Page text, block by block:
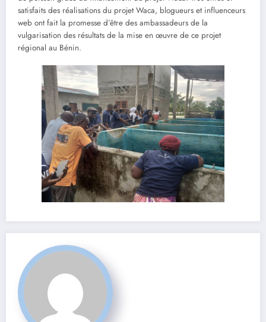
satisfaits des réalisations du projet Waca, blogueurs et influenceurs
web ont fait la promesse d’être des ambassadeurs de la
vulgarisation des résultats de la mise en œuvre de ce projet
régional au Bénin.